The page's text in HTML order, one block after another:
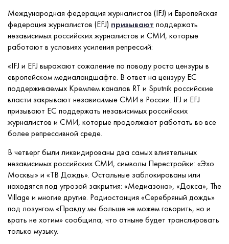
Международная федерация журналистов (IFJ) и Европейская
федерация журналистов (EFJ) призывают поддержать
независимых российских журналистов и СМИ, которые
работают в условиях усиления репрессий:
«IFJ и EFJ выражают сожаление по поводу роста цензуры в
европейском медиаландшафте. В ответ на цензуру ЕС
поддерживаемых Кремлем каналов RT и Sputnik российские
власти закрывают независимые СМИ в России. IFJ и EFJ
призывают ЕС поддержать независимых российских
журналистов и СМИ, которые продолжают работать во все
более репрессивной среде.
В четверг были ликвидированы два самых влиятельных
независимых российских СМИ, символы Перестройки: «Эхо
Москвы» и «ТВ Дождь». Остальные заблокированы или
находятся под угрозой закрытия: «Медиазона», «Докса», The
Village и многие другие. Радиостанция «Серебряный дождь»
под лозунгом «Правду мы больше не можем говорить, но и
врать не хотим» сообщила, что отныне будет транслировать
только музыку.